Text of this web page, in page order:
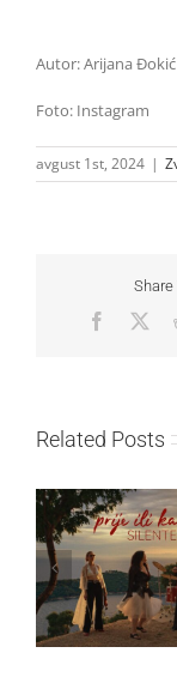
Autor: Arijana Đokić
Foto: Instagram
avgust 1st, 2024 |
Share
Related Posts
Silente objavio
singl “Prije ili